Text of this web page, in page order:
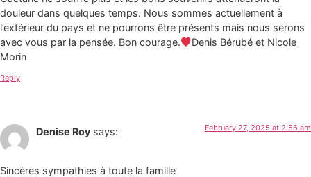
douleur dans quelques temps. Nous sommes actuellement à
l’extérieur du pays et ne pourrons être présents mais nous serons
avec vous par la pensée. Bon courage.
Denis Bérubé et Nicole
Morin
Reply
Denise Roy says: February 27, 2025 at 2:56 am
Sincères sympathies à toute la famille